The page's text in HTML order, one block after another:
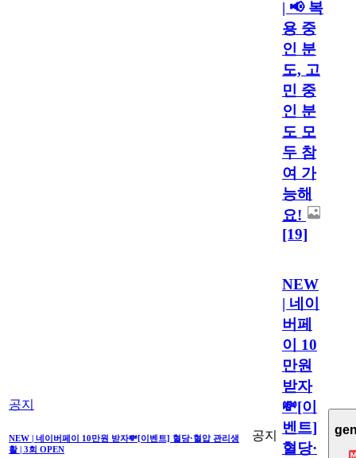
| 📢 복
용 중
인 분
도, 고
민 중
인 분
도 모
두 참
여 가
능해
요!
[19]
공지
NEW | 네이버페이 10만원 받자💸[이벤트] 혈당·혈압 관리생
활 | 3회 OPEN
공지
NEW
| 네이
버페
이 10
만원
받자
💸[이
벤트]
혈당·